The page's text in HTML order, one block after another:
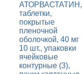
АТОРВАСТАТИН,
таблетки,
покрытые
пленочной
оболочкой, 40 мг
10 шт., упаковки
ячейковые
контурные (3),